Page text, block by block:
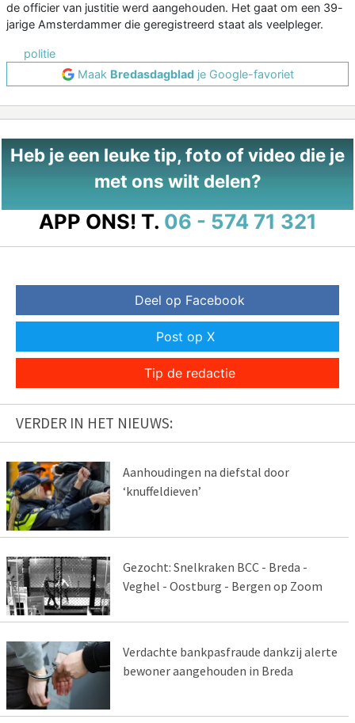
de officier van justitie werd aangehouden. Het gaat om een 39-
jarige Amsterdammer die geregistreerd staat als veelpleger.
politie
Maak Bredasdagbladje Google-favoriet
Heb je een leuke tip, foto of video die je
met ons wilt delen?
APP ONS! T. 06 - 574 71 321
Deel op Facebook
Post op X
Tip de redactie
VERDER IN HET NIEUWS:
Aanhoudingen na diefstal door
‘knuffeldieven’
Gezocht: Snelkraken BCC - Breda -
Veghel - Oostburg - Bergen op Zoom
Verdachte bankpasfraude dankzij alerte
bewoner aangehouden in Breda